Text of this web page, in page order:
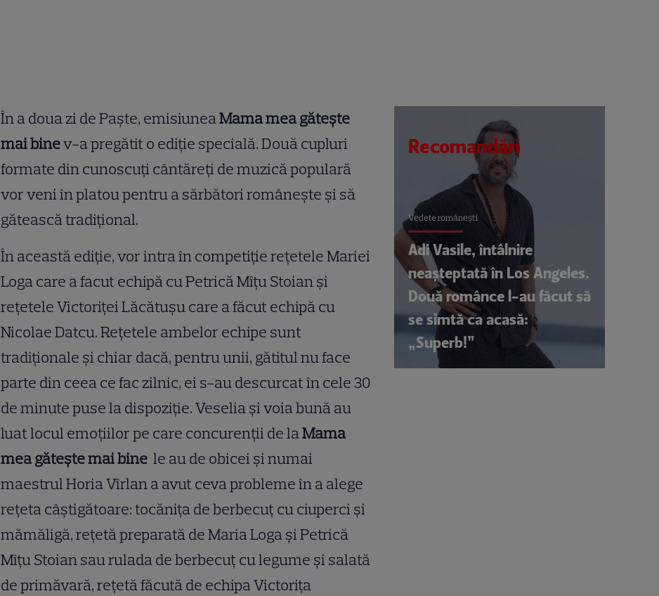
În a doua zi de Paște, emisiuneaMama mea gătește
mai binev-a pregătit o ediție specială. Două cupluri
formate din cunoscuți cântăreți de muzică populară
vor veni în platou pentru a sărbători românește și să
gătească tradițional.
În această ediție, vor intra în competiție rețetele Mariei
Loga care a facut echipă cu Petrică Mîțu Stoian și
rețetele Victoriței Lăcătușu care a făcut echipă cu
Nicolae Datcu. Rețetele ambelor echipe sunt
tradiționale și chiar dacă, pentru unii, gătitul nu face
parte din ceea ce fac zilnic, ei s-au descurcat în cele 30
de minute puse la dispoziție. Veselia și voia bună au
luat locul emoțiilor pe care concurenții de laMama
mea gătește mai bine le au de obicei și numai
maestrul Horia Vîrlan a avut ceva probleme în a alege
rețeta câștigătoare: tocănița de berbecuț cu ciuperci și
mămăligă, rețetă preparată de Maria Loga și Petrică
Mîțu Stoian sau rulada de berbecuț cu legume și salată
de primăvară, rețetă făcută de echipa Victorița
Recomandări
Vedete româneşti
Adi Vasile, întâlnire
neașteptată în Los Angeles.
Două românce l-au făcut să
se simtă ca acasă:
„Superb!”